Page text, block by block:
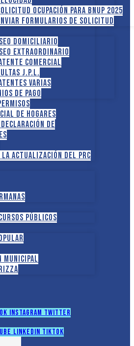
Ocupación para BNUP 2025
FORMULARIOS DE SOLICITUD
domiciliario
extraordinario
comercial
J.P.L.
varias
de pago
de hogares
DE
la actualización del PRC
Públicos
Municipal
Instagram Twitter
Linkedin Tiktok